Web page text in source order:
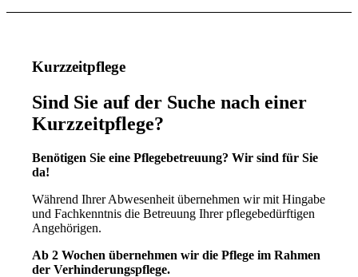
Kurzzeitpflege
Sind Sie auf der Suche nach einer
Kurzzeitpflege?
Benötigen Sie eine Pflegebetreuung? Wir sind für Sie
da!
Während Ihrer Abwesenheit übernehmen wir mit Hingabe
und Fachkenntnis die Betreuung Ihrer pflegebedürftigen
Angehörigen.
Ab 2 Wochen übernehmen wir die Pflege im Rahmen
der Verhinderungspflege.